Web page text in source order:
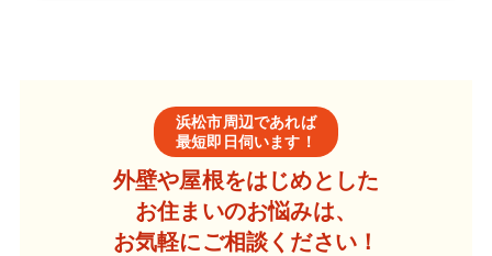
浜松市周辺であれば
最短即日伺います！
外壁や屋根をはじめとした
お住まいのお悩みは、
お気軽にご相談ください！